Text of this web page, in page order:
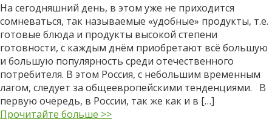
На сегодняшний день, в этом уже не приходится
сомневаться, так называемые «удобные» продукты, т.е.
готовые блюда и продукты высокой степени
готовности, с каждым днём приобретают всё большую
и большую популярность среди отечественного
потребителя. В этом Россия, с небольшим временным
лагом, следует за общеевропейскими тенденциями. В
первую очередь, в России, так же как и в […]
Прочитайте больше >>